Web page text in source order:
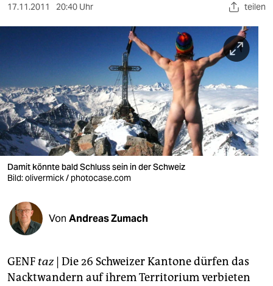
sport
nord
wahrheit
verlag
verlag
veranstaltungen
shop
fragen & hilfe
unterstützen
abo
17.11.2011 20:40 Uhr teilen
Damit könnte bald Schluss sein in der Schweiz
Bild: olivermick / photocase.com
Von Andreas Zumach
GENF taz| Die 26 Schweizer Kantone dürfen das
Nacktwandern auf ihrem Territorium verbieten